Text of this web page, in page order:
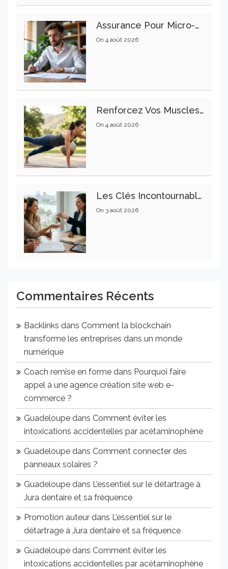
Assurance Pour Micro-Entrepreneur : Les Garanties Essentielles À Connaître
On 4 août 2026
Renforcez Vos Muscles Profonds Pour Apaiser Votre Mal De Dos
On 4 août 2026
Les Clés Incontournables Pour Réussir Vos Transactions Immobilières
On 3 août 2026
Commentaires Récents
Backlinks dans Comment la blockchain
transforme les entreprises dans un monde
numérique
Coach remise en forme dans Pourquoi faire
appel à une agence création site web e-
commerce ?
Guadeloupe dans Comment éviter les
intoxications accidentelles par acétaminophène
Guadeloupe dans Comment connecter des
panneaux solaires ?
Guadeloupe dans L’essentiel sur le détartrage à
Jura dentaire et sa fréquence
Promotion auteur dans L’essentiel sur le
détartrage à Jura dentaire et sa fréquence
Guadeloupe dans Comment éviter les
intoxications accidentelles par acétaminophène